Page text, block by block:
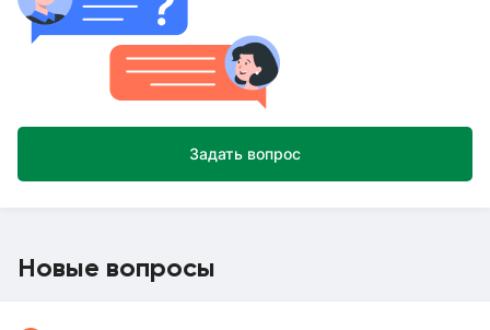
Задать вопрос
Новые вопросы